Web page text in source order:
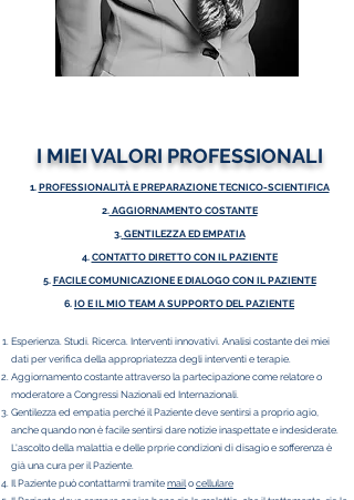
oltre 10k interventi eseguiti dal 1998
I MIEI VALORI PROFESSIONALI
1. PROFESSIONALITÀ E PREPARAZIONE TECNICO-SCIENTIFICA
2.AGGIORNAMENTO COSTANTE
3. GENTILEZZA ED EMPATIA
4. CONTATTO DIRETTO CON IL PAZIENTE
5. FACILE COMUNICAZIONE E DIALOGO CON IL PAZIENTE
6. IO E IL MIO TEAM A SUPPORTO DEL PAZIENTE
Esperienza. Studi. Ricerca. Interventi innovativi. Analisi costante dei miei
dati per verifica della appropriatezza degli interventi e terapie.
Aggiornamento costante attraverso la partecipazione come relatore o
moderatore a Congressi Nazionali ed Internazionali.
Gentilezza ed empatia perché il Paziente deve sentirsi a proprio agio,
anche quando non è facile sentirsi dare notizie inaspettate e indesiderate.
L'ascolto della malattia e delle prprie condizioni di disagio e sofferenza è
già una cura per il Paziente.
Il Paziente può contattarmi tramite mailo cellulare